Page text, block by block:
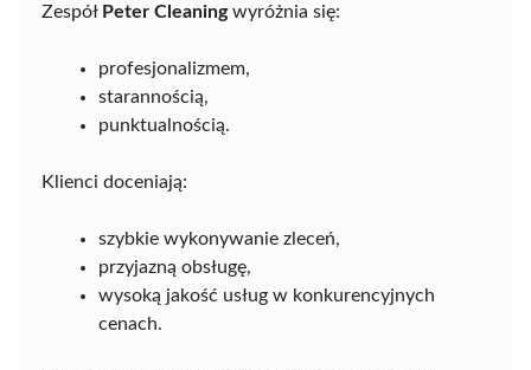
Zespół Peter Cleaningwyróżnia się:
profesjonalizmem,
starannością,
punktualnością.
Klienci doceniają:
szybkie wykonywanie zleceń,
przyjazną obsługę,
wysoką jakość usług w konkurencyjnych
cenach.